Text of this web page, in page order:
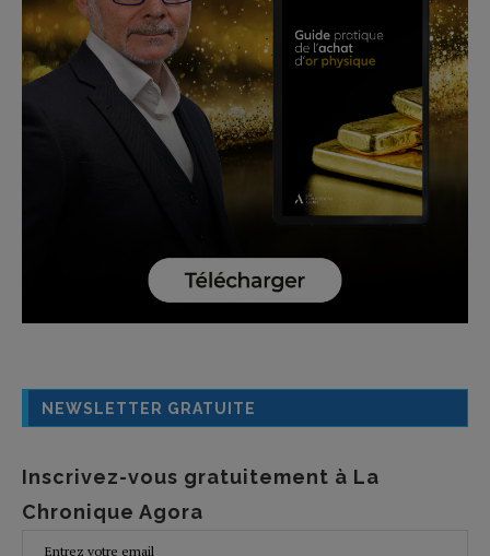
NEWSLETTER GRATUITE
Inscrivez-vous gratuitement à La
Chronique Agora